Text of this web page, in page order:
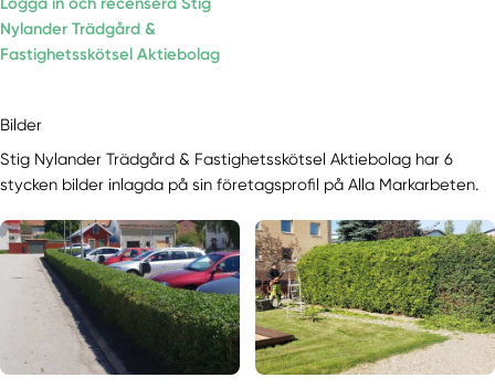
Nylander Trädgård &
Fastighetsskötsel Aktiebolag
Bilder
Stig Nylander Trädgård & Fastighetsskötsel Aktiebolag har 6
stycken bilder inlagda på sin företagsprofil på Alla Markarbeten.